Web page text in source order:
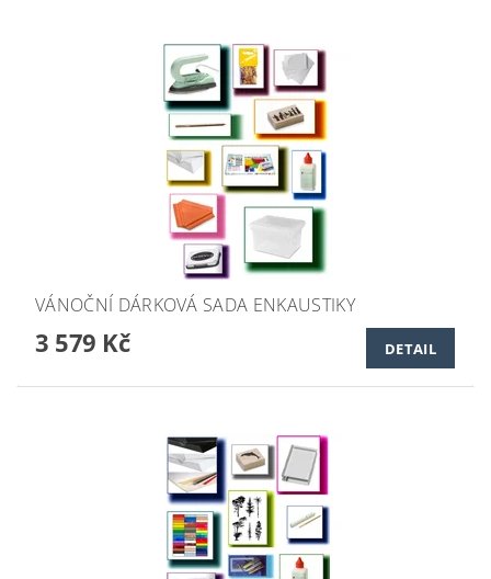
VÁNOČNÍ DÁRKOVÁ SADA ENKAUSTIKY
3 579 Kč DETAIL